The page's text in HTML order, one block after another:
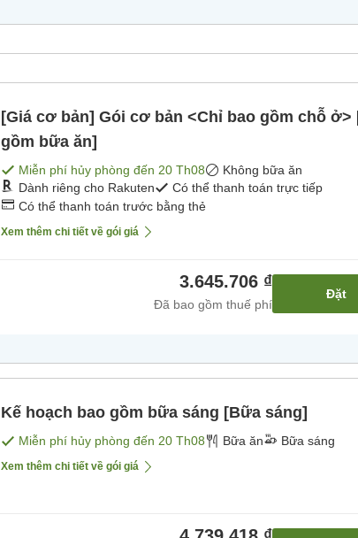
[Giá cơ bản] Gói cơ bản <Chỉ bao gồm chỗ ở>
gồm bữa ăn]
Miễn phí hủy phòng đến 20 Th08
Không bữa ăn
Dành riêng cho Rakuten
Có thể thanh toán trực tiếp
Có thể thanh toán trước bằng thẻ
Xem thêm chi tiết về gói giá
3.645.706 ₫
Đã bao gồm thuế phí
Đặt
Kế hoạch bao gồm bữa sáng [Bữa sáng]
Miễn phí hủy phòng đến 20 Th08 Bữa ăn Bữa sáng
Xem thêm chi tiết về gói giá